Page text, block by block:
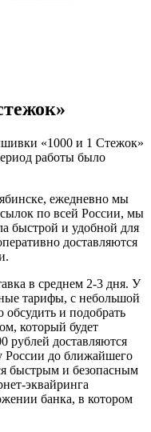
«1000 и 1 Стежок»
работы было
ежедневно мы
по всей России, мы
быстрой и удобной для
доставляются
в среднем 2-3 дня. У
тарифы, с небольшой
и подобрать
который будет
рублей доставляются
России до ближайшего
быстрым и безопасным
эквайринга
банка, в котором